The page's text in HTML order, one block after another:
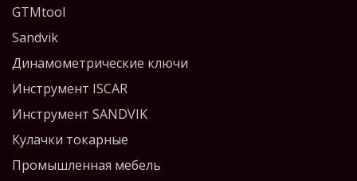
GTMtool
Sandvik
Динамометрические ключи
Инструмент ISCAR
Инструмент SANDVIK
Кулачки токарные
Промышленная мебель